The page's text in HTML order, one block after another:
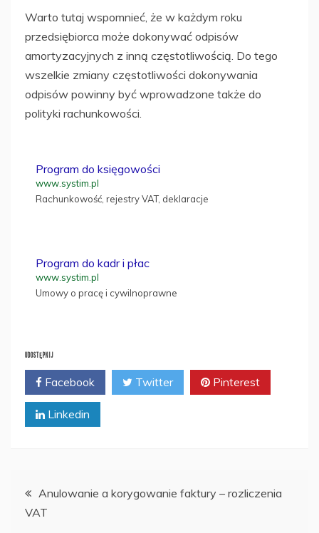
Warto tutaj wspomnieć, że w każdym roku
przedsiębiorca może dokonywać odpisów
amortyzacyjnych z inną częstotliwością. Do tego
wszelkie zmiany częstotliwości dokonywania
odpisów powinny być wprowadzone także do
polityki rachunkowości.
Program do księgowości
www.systim.pl
Rachunkowość, rejestry VAT, deklaracje
Program do kadr i płac
www.systim.pl
Umowy o pracę i cywilnoprawne
UDOSTĘPNIJ
Facebook Twitter Pinterest
Linkedin
Nawigacja
Anulowanie a korygowanie faktury – rozliczenia
VAT